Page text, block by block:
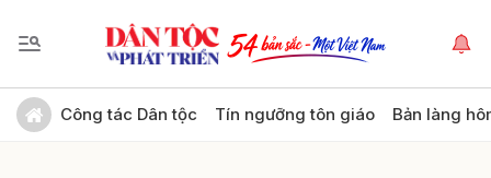
Công tác Dân tộc Tín ngưỡng tôn giáo Bản làng
Gửi bình luận